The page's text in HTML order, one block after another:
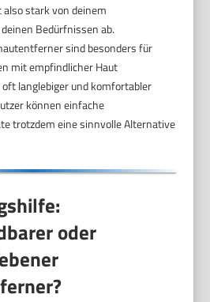
stark von deinem
Bedürfnissen ab.
sind besonders für
mit empfindlicher Haut
langlebiger und komfortabler
können einfache
trotzdem eine sinnvolle Alternative
oder